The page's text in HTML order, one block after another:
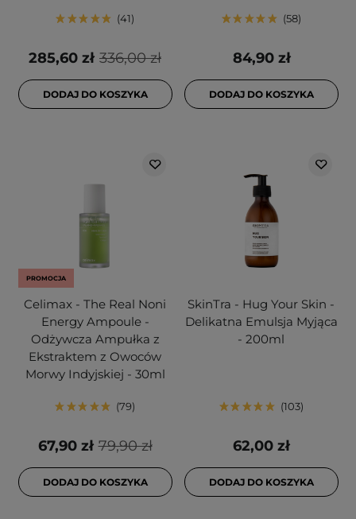
41
336,00 zł
285,60 zł
DODAJ DO KOSZYKA
58
84,90 zł
DODAJ DO KOSZYKA
PROMOCJA
Celimax - The Real Noni
Energy Ampoule -
Odżywcza Ampułka z
Ekstraktem z Owoców
Morwy Indyjskiej - 30ml
79
79,90 zł
67,90 zł
DODAJ DO KOSZYKA
SkinTra - Hug Your Skin -
Delikatna Emulsja Myjąca
- 200ml
103
62,00 zł
DODAJ DO KOSZYKA